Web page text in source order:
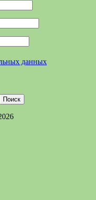
данных
Поиск